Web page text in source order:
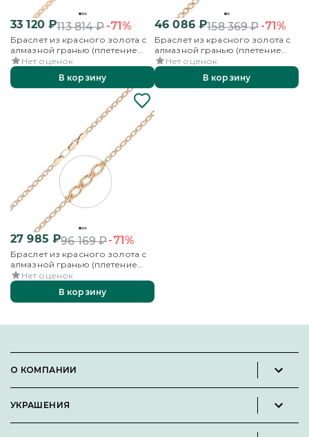
33 120₽113 814₽-71%
Браслет из красного золота с
алмазной гранью (плетение
«Двойной ромб»)
Нет оценок
В корзину
46 086₽158 369₽-71%
Браслет из красного золота с
алмазной гранью (плетение
«Двойной ромб»)
Нет оценок
В корзину
27 985 ₽96 169₽-71%
Браслет из красного золота с
алмазной гранью (плетение
«Двойной ромб»)
Нет оценок
В корзину
О КОМПАНИИ
Вакансии
УКРАШЕНИЯ